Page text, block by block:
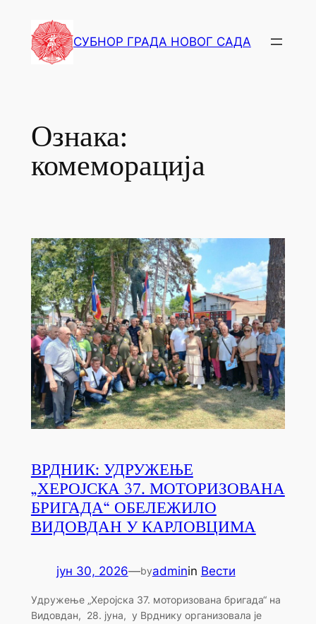
СУБНОР ГРАДА НОВОГ САДА
Ознака:
комеморација
ВРДНИК: УДРУЖЕЊЕ
„ХЕРОЈСКА 37. МОТОРИЗОВАНА
БРИГАДА“ ОБЕЛЕЖИЛО
ВИДОВДАН У КАРЛОВЦИМА
јун 30, 2026—byadminin Вести
Удружење „Херојска 37. моторизована бригада“ на
Видовдан, 28. јуна, у Врднику организовала је